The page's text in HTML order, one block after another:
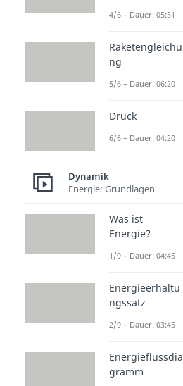
4/6 – Dauer: 05:51
Raketengleichu
ng
5/6 – Dauer: 06:20
Druck
6/6 – Dauer: 04:20
Dynamik
Energie: Grundlagen
Was ist
Energie?
1/9 – Dauer: 04:45
Energieerhaltu
ngssatz
2/9 – Dauer: 03:45
Energieflussdia
gramm